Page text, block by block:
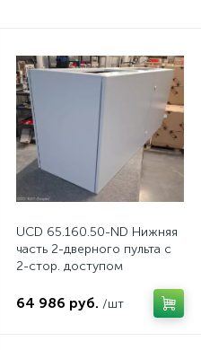
UCD 65.160.50-ND Нижняя
часть 2-дверного пульта с
2-стор. доступом
64 986 руб. /шт